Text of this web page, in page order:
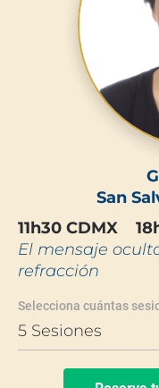
San
11h30 CDMX
El mensaje
refracción
Selecciona cuántas